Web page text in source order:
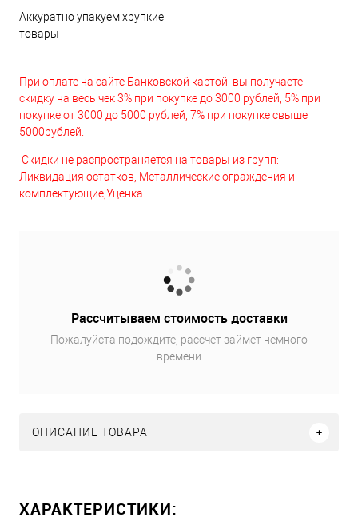
Аккуратно упакуем хрупкие
товары
При оплате на сайте Банковской картой вы получаете
скидку на весь чек 3% при покупке до 3000 рублей, 5% при
покупке от 3000 до 5000 рублей, 7% при покупке свыше
5000рублей.
Скидки не распространяется на товары из групп:
Ликвидация остатков, Металлические ограждения и
комплектующие,Уценка.
Рассчитываем стоимость доставки
Пожалуйста подождите, рассчет займет немного
времени
ОПИСАНИЕ ТОВАРА
ХАРАКТЕРИСТИКИ: